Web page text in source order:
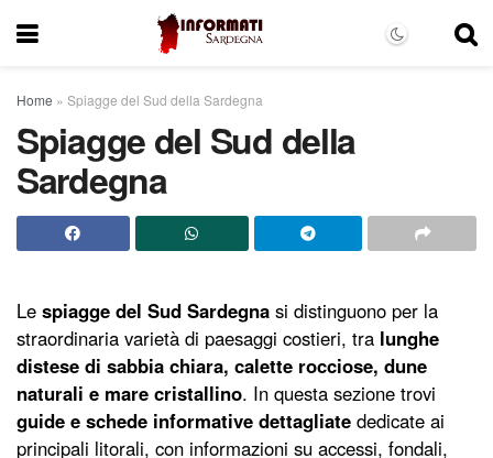
Home » Spiagge del Sud della Sardegna
Spiagge del Sud della
Sardegna
Le spiagge del Sud Sardegna si distinguono per la
straordinaria varietà di paesaggi costieri, tra lunghe
distese di sabbia chiara, calette rocciose, dune
naturali e mare cristallino. In questa sezione trovi
guide e schede informative dettagliate dedicate ai
principali litorali, con informazioni su accessi, fondali,